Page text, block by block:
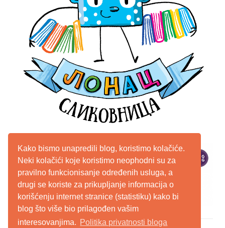
Kako bismo unapredili blog, koristimo kolačiće.
Neki kolačići koje koristimo neophodni su za
pravilno funkcionisanje određenih usluga, a
drugi se koriste za prikupljanje informacija o
korišćenju internet stranice (statistiku) kako bi
blog što više bio prilagođen vašim
interesovanjima. Politika privatnosti bloga